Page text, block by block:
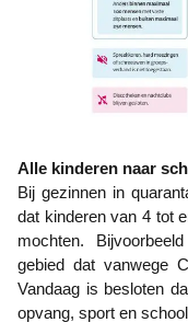
Alle kinderen naar
Bij gezinnen in
dat kinderen van 4 tot
mochten.
gebied dat vanwege
Vandaag is besloten
opvang, sport en